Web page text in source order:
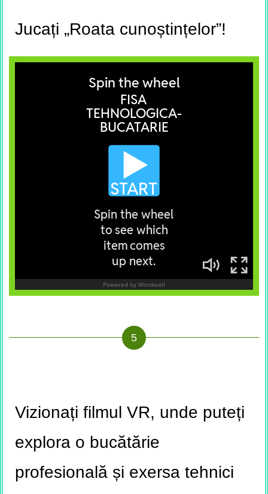
Jucați „Roata cunoștințelor”!
Vizionați filmul VR, unde puteți
explora o bucătărie
profesională și exersa tehnici